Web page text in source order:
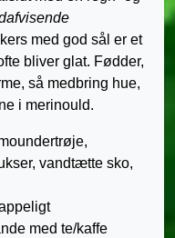
med god sål er et
bliver glat. Fødder,
så medbring hue,
i merinould.
vandtætte sko,
med te/kaffe